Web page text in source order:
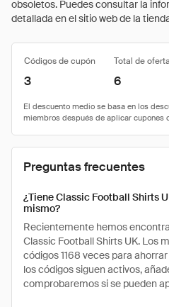
obsoletos. Puedes consultar la
detallada en el sitio web de la
Códigos de cupón Total de
3 6
Preguntas frecuentes
¿Tiene Classic Football Shirts
mismo?
Recientemente hemos
Classic Football Shirts UK. Los
códigos 1168 veces para
los códigos siguen activos,
comprobaremos si se pueden